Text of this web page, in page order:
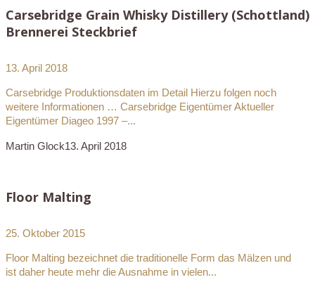
Carsebridge Grain Whisky Distillery (Schottland)
Brennerei Steckbrief
13. April 2018
Carsebridge Produktionsdaten im Detail Hierzu folgen noch
weitere Informationen … Carsebridge Eigentümer Aktueller
Eigentümer Diageo 1997 –...
Martin Glock13. April 2018
Floor Malting
25. Oktober 2015
Floor Malting bezeichnet die traditionelle Form das Mälzen und
ist daher heute mehr die Ausnahme in vielen...